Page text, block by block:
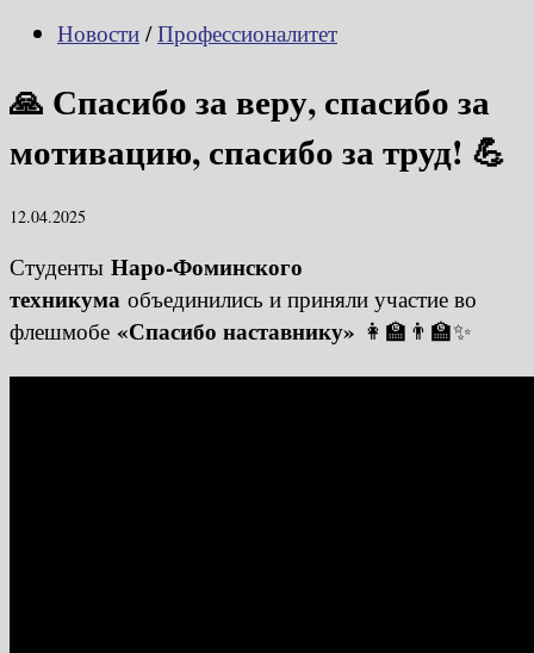
Новости / Профессионалитет
🙏 Спасибо за веру, спасибо за
мотивацию, спасибо за труд! 💪
12.04.2025
Студенты Наро-Фоминского
техникума объединились и приняли участие во
флешмобе «Спасибо наставнику» 👩‍🏫👨‍🏫✨